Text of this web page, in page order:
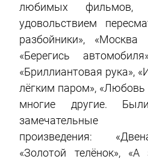
любимых
удовольствием
разбойники»,
«Берегись
«Бриллиантовая рука»,
лёгким паром», «Любовь
многие другие.
замечательные
произведения:
«Золотой телёнок», «А